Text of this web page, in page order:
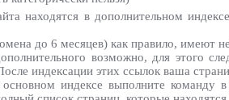
находятся в дополнительном
до 6 месяцев) как правило, имеют
возможно, для этого
индексации этих ссылок ваша
индексе выполните команду в